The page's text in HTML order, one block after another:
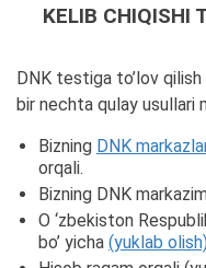
KELIB CHIQISHI
DNK testiga to’lov qilish
bir nechta qulay usullari
Bizning DNK
orqali.
Bizning DNK
O ‘zbekiston
bo’ yicha (yuklab